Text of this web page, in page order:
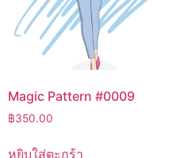
Magic Pattern #0009
฿350.00
หยิบใส่ตะกร้า